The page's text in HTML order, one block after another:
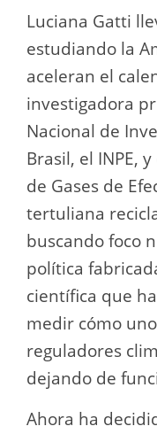
Luciana Gatti
estudiando la
aceleran el
investigadora
Nacional de
Brasil, el INPE,
de Gases de
tertuliana
buscando foco
política
científica que
medir cómo
reguladores
dejando de
Ahora ha